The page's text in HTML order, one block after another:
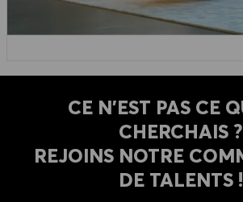
CE N'EST PAS CE
CHERCHAIS ?
REJOINS NOTRE
DE TALENTS !